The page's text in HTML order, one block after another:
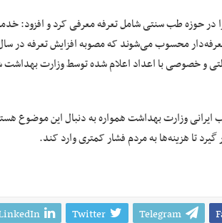
ادامه ۱۴ خدمت را در حوزه طب سنتی شامل تعرفه معرفی کرد و
محسوب می‌شوند که مصوبه افزایش تعرفه در
و خصوصی با اعداد اعلام شده توسط وزارت بهداشت
وزارت بهداشت همواره به دنبال این موضوع
تا هزینه‌ها به مردم فشار کمتری وارد کند.
Telegram
Twitter